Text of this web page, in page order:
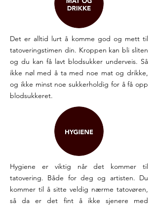
Det er alltid lurt å komme god og mett til
tatoveringstimen din. Kroppen kan bli sliten
og du kan få lavt blodsukker underveis. Så
ikke nøl med å ta med noe mat og drikke,
og ikke minst noe sukkerholdig for å få opp
blodsukkeret.
Hygiene er viktig når det kommer til
tatovering. Både for deg og artisten. Du
kommer til å sitte veldig nærme tatovøren,
så da er det fint å ikke sjenere med